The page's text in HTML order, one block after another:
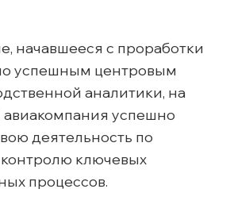
начавшееся с проработки
успешным центровым
аналитики, на
авиакомпания успешно
деятельность по
ключевых
процессов.